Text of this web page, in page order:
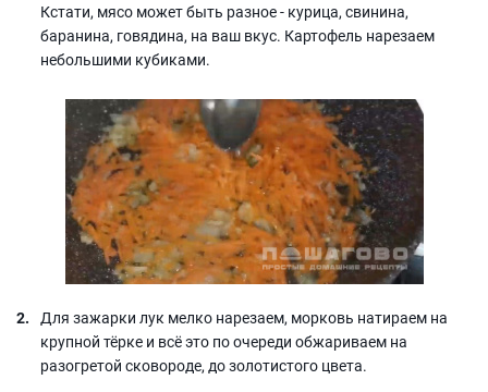
Кстати, мясо может быть разное - курица, свинина,
баранина, говядина, на ваш вкус. Картофель нарезаем
небольшими кубиками.
Для зажарки лук мелко нарезаем, морковь натираем на
крупной тёрке и всё это по очереди обжариваем на
разогретой сковороде, до золотистого цвета.